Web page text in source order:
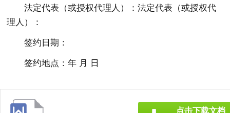
法定代表（或授权代理人）：法定代表（或授权代
理人）：
签约日期：
签约地点：年 月 日
点击下载文档